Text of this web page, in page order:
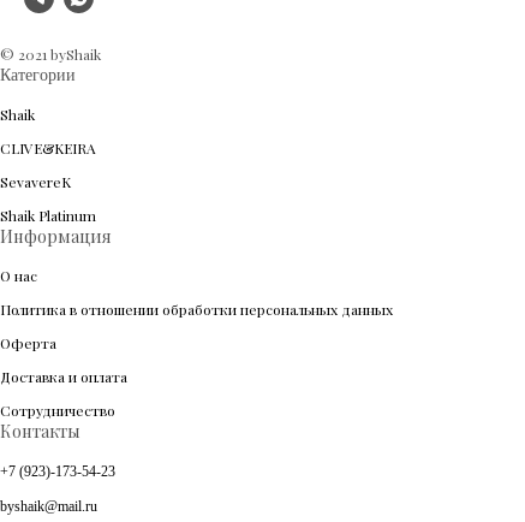
© 2021 byShaik
Категории
Shaik
CLIVE&KEIRA
SevavereK
Shaik Platinum
Информация
О нас
Политика в отношении обработки персональных данных
Оферта
Доставка и оплата
Сотрудничество
Контакты
+7 (923)-173-54-23
byshaik@mail.ru